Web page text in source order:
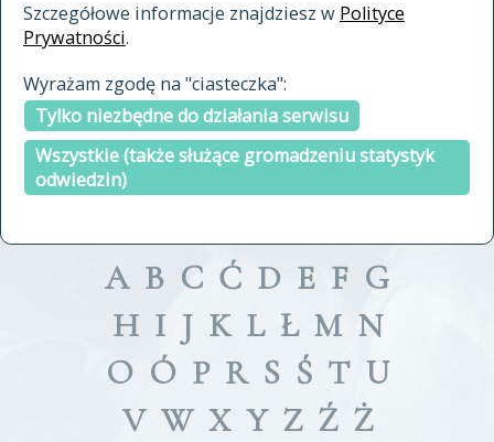
Szczegółowe informacje znajdziesz w Polityce
Prywatności.
Wyrażam zgodę na "ciasteczka":
Tylko niezbędne do działania serwisu
Wszystkie (także służące gromadzeniu statystyk
odwiedzin)
indeksie
a fronte
a tergo
A B C Ć D E F G
H I J K L Ł M N
O Ó P R S Ś T U
V W X Y Z Ź Ż